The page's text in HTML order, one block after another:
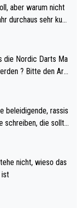
aber warum nicht
des Weltmei
Archie Self letzt
Weltmeister durch
sich das (in Ve
? Bitte den Arti
beleidigende, rassis
schreiben, die sollte
mich: Luke Little
Social Media GvV p
mal gegen Ric
nicht, wieso das
ist